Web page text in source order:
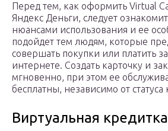
Перед тем, как оформить Virtual
Яндекс Деньги, следует
нюансами использования и ее
подойдет тем людям, которые
совершать покупки или платить
интернете. Создать карточку и
мгновенно, при этом ее
бесплатны, независимо от
Виртуальная кредитка